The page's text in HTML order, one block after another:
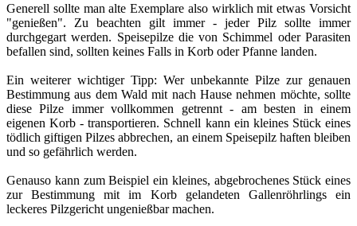
Generell sollte man alte Exemplare also wirklich mit etwas Vorsicht
"genießen". Zu beachten gilt immer - jeder Pilz sollte immer
durchgegart werden. Speisepilze die von Schimmel oder Parasiten
befallen sind, sollten keines Falls in Korb oder Pfanne landen.
Ein weiterer wichtiger Tipp: Wer unbekannte Pilze zur genauen
Bestimmung aus dem Wald mit nach Hause nehmen möchte, sollte
diese Pilze immer vollkommen getrennt - am besten in einem
eigenen Korb - transportieren. Schnell kann ein kleines Stück eines
tödlich giftigen Pilzes abbrechen, an einem Speisepilz haften bleiben
und so gefährlich werden.
Genauso kann zum Beispiel ein kleines, abgebrochenes Stück eines
zur Bestimmung mit im Korb gelandeten Gallenröhrlings ein
leckeres Pilzgericht ungenießbar machen.